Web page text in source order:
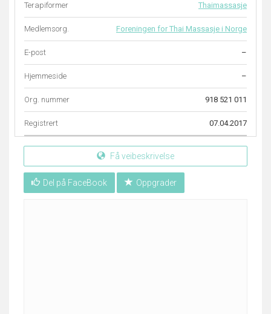
Terapiformer Thaimassasje
Medlemsorg. Foreningen for Thai Massasje i Norge
E-post –
Hjemmeside –
Org. nummer 918 521 011
Registrert 07.04.2017
Få veibeskrivelse
Del på FaceBook Oppgrader